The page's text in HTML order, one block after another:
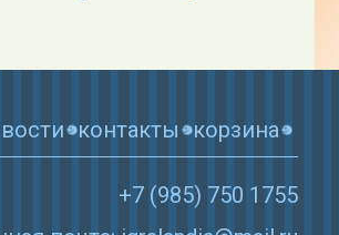
контакты корзина
+7 (985) 750 1755